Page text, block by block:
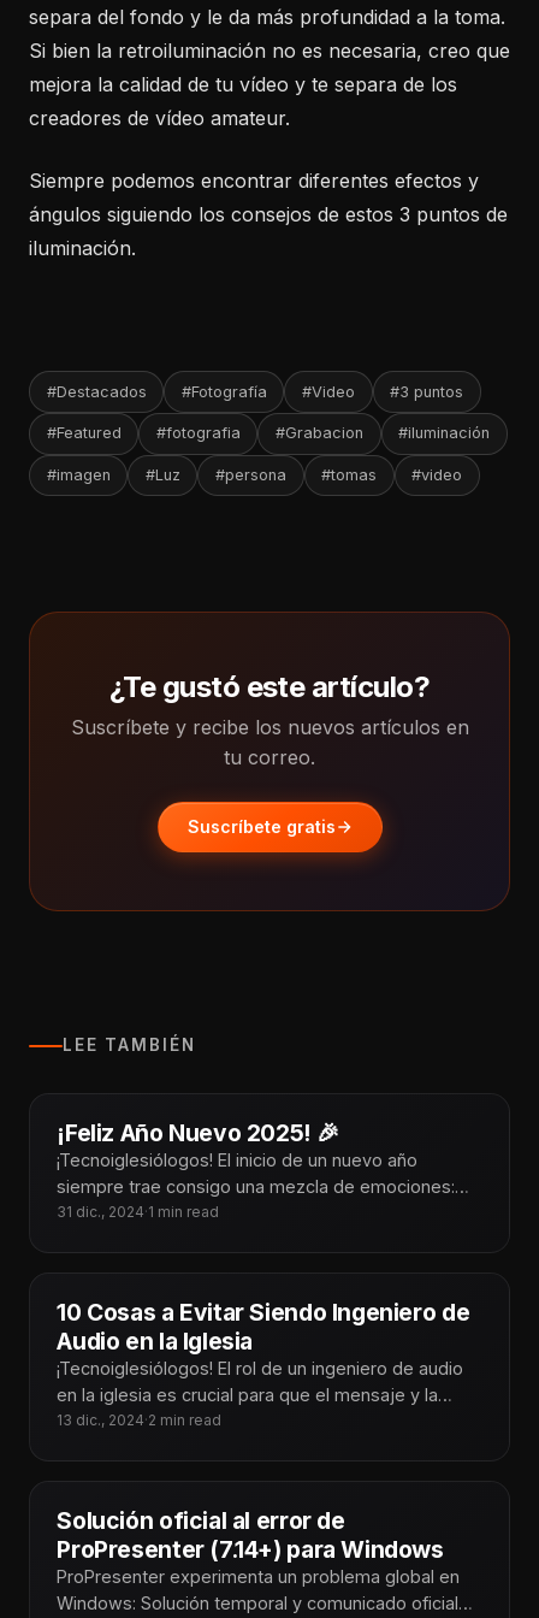
separa del fondo y le da más profundidad a la toma.
Si bien la retroiluminación no es necesaria, creo que
mejora la calidad de tu vídeo y te separa de los
creadores de vídeo amateur.
Siempre podemos encontrar diferentes efectos y
ángulos siguiendo los consejos de estos 3 puntos de
iluminación.
#Destacados #Fotografía #Video #3 puntos
#Featured #fotografia #Grabacion #iluminación
#imagen #Luz #persona #tomas #video
¿Te gustó este artículo?
Suscríbete y recibe los nuevos artículos en
tu correo.
Suscríbete gratis
LEE TAMBIÉN
¡Feliz Año Nuevo 2025! 🎉
¡Tecnoiglesiólogos! El inicio de un nuevo año
siempre trae consigo una mezcla de emociones:
gratitud por las bendiciones del año
31 dic., 2024·1 min read
10 Cosas a Evitar Siendo Ingeniero de
Audio en la Iglesia
¡Tecnoiglesiólogos! El rol de un ingeniero de audio
en la iglesia es crucial para que el mensaje y la
adoración
13 dic., 2024·2 min read
Solución oficial al error de
ProPresenter (7.14+) para Windows
ProPresenter experimenta un problema global en
Windows: Solución temporal y comunicado oficial